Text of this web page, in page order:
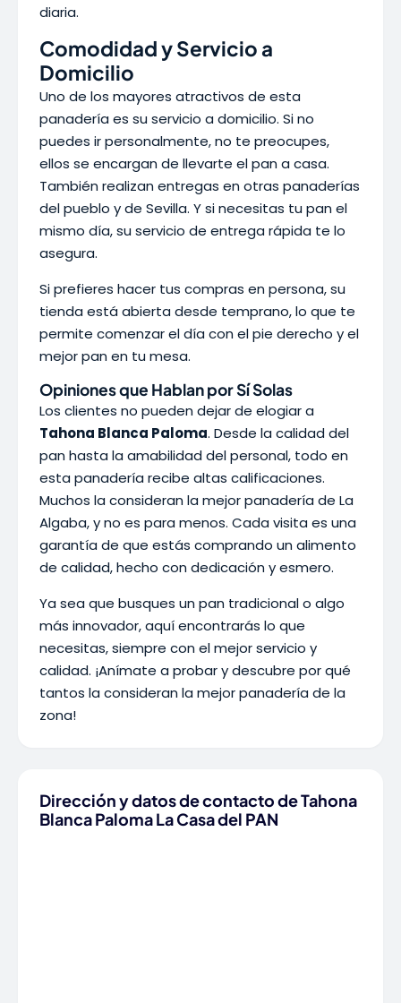
diaria.
Comodidad y Servicio a
Domicilio
Uno de los mayores atractivos de esta
panadería es su servicio a domicilio. Si no
puedes ir personalmente, no te preocupes,
ellos se encargan de llevarte el pan a casa.
También realizan entregas en otras panaderías
del pueblo y de Sevilla. Y si necesitas tu pan el
mismo día, su servicio de entrega rápida te lo
asegura.
Si prefieres hacer tus compras en persona, su
tienda está abierta desde temprano, lo que te
permite comenzar el día con el pie derecho y el
mejor pan en tu mesa.
Opiniones que Hablan por Sí Solas
Los clientes no pueden dejar de elogiar a
Tahona Blanca Paloma. Desde la calidad del
pan hasta la amabilidad del personal, todo en
esta panadería recibe altas calificaciones.
Muchos la consideran la mejor panadería de La
Algaba, y no es para menos. Cada visita es una
garantía de que estás comprando un alimento
de calidad, hecho con dedicación y esmero.
Ya sea que busques un pan tradicional o algo
más innovador, aquí encontrarás lo que
necesitas, siempre con el mejor servicio y
calidad. ¡Anímate a probar y descubre por qué
tantos la consideran la mejor panadería de la
zona!
Dirección y datos de contacto de Tahona
Blanca Paloma La Casa del PAN